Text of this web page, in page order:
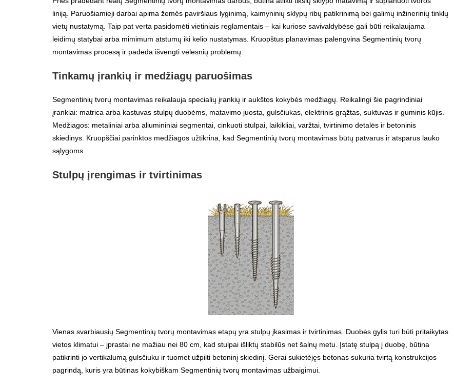
liniją. Paruošiamieji darbai apima žemės paviršiaus lyginimą, kaimyninių sklypų ribų patikrinimą bei galimų inžinerinių tinklų
vietų nustatymą. Taip pat verta pasidomėti vietiniais reglamentais – kai kuriose savivaldybėse gali būti reikalaujama
leidimų statybai arba mimimum atstumų iki kelio nustatymas. Kruopštus planavimas palengvina Segmentinių tvorų
montavimas procesą ir padeda išvengti vėlesnių problemų.
Tinkamų įrankių ir medžiagų paruošimas
Segmentinių tvorų montavimas reikalauja specialių įrankių ir aukštos kokybės medžiagų. Reikalingi šie pagrindiniai
įrankiai: matrica arba kastuvas stulpų duobėms, matavimo juosta, gulsčiukas, elektrinis grąžtas, suktuvas ir guminis kūjis.
Medžiagos: metaliniai arba aliumininiai segmentai, cinkuoti stulpai, laikikliai, varžtai, tvirtinimo detalės ir betoninis
skiedinys. Kruopščiai parinktos medžiagos užtikrina, kad Segmentinių tvorų montavimas būtų patvarus ir atsparus lauko
sąlygoms.
Stulpų įrengimas ir tvirtinimas
Vienas svarbiausių Segmentinių tvorų montavimas etapų yra stulpų įkasimas ir tvirtinimas. Duobės gylis turi būti pritaikytas
vietos klimatui – įprastai ne mažiau nei 80 cm, kad stulpai išliktų stabilūs net šalnų metu. Įstatę stulpą į duobę, būtina
patikrinti jo vertikalumą gulsčiuku ir tuomet užpilti betoninį skiedinį. Gerai sukietėjęs betonas sukuria tvirtą konstrukcijos
pagrindą, kuris yra būtinas kokybiškam Segmentinių tvorų montavimas užbaigimui.